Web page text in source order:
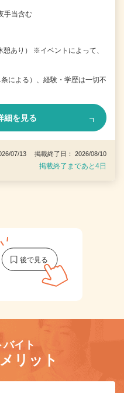
手当含む
あり） ※イベントによって、
による）、経験・学歴は一切不
細を見る
07/13 掲載終了日： 2026/08/10
掲載終了まであと4日
バイト
リット